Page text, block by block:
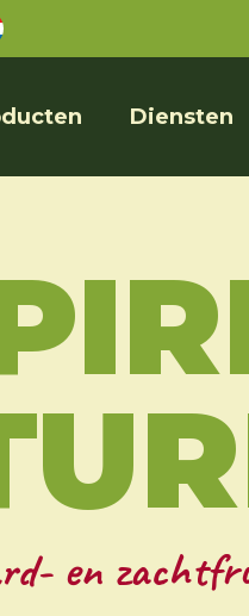
Diensten
en